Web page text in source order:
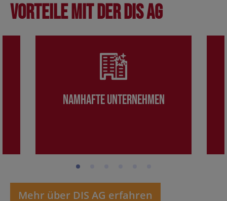
Vorteile mit der DIS AG
Namhafte Unternehmen
Mehr über DIS AG erfahren